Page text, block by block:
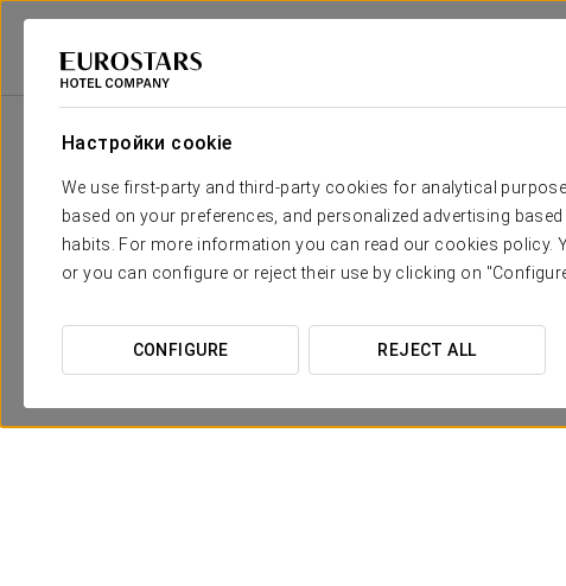
Настройки cookie
We use first-party and third-party cookies for analytical
based on your preferences, and personalized advertising
habits. For more information you can read our cookies policy.
or you can configure or reject their use by clicking on
CONFIGURE REJECT ALL
Eurostars Hotel Company